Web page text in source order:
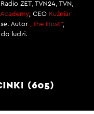
ZET, TVN24, TVN,
, CEO Kuźniar
Autor „The Host”,
ludzi.
(605)